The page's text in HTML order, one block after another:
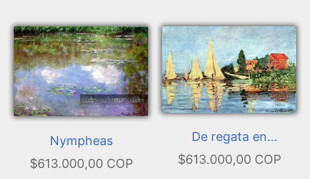
Nympheas
$613.000,00 COP
De regata en
Argenteuil
$613.000,00 COP